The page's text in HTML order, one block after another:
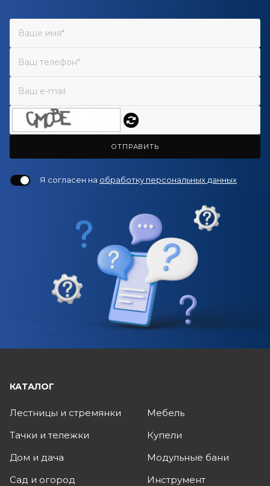
ОТПРАВИТЬ
Я согласен на обработку персональных данных
КАТАЛОГ
Лестницы и стремянки
Тачки и тележки
Дом и дача
Сад и огород
Мебель
Купели
Модульные бани
Инструмент